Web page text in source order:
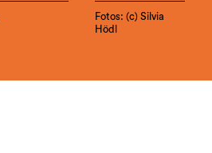
Fotos: (c) Silvia
Hödl